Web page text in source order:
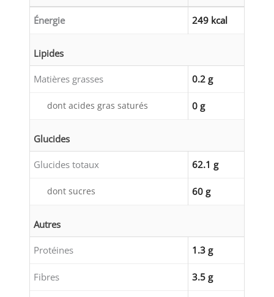
Énergie 249 kcal
Lipides
Matières grasses 0.2 g
dont acides gras saturés 0 g
Glucides
Glucides totaux 62.1 g
dont sucres 60 g
Autres
Protéines 1.3 g
Fibres 3.5 g